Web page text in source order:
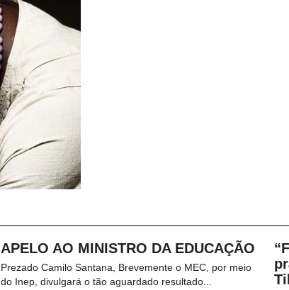
APELO AO MINISTRO DA EDUCAÇÃO
Prezado Camilo Santana, Brevemente o MEC, por meio
do Inep, divulgará o tão aguardado resultado...